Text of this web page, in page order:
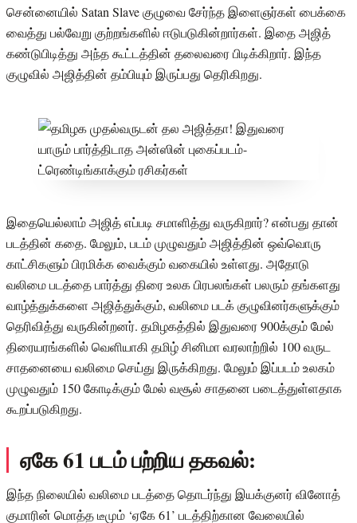
சென்னையில் Satan Slave குழுவை சேர்ந்த இளைஞர்கள் பைக்கை
வைத்து பல்வேறு குற்றங்களில் ஈடுபடுகின்றார்கள். இதை அஜித்
கண்டுபிடித்து அந்த கூட்டத்தின் தலைவரை பிடிக்கிறார். இந்த
குழுவில் அஜித்தின் தம்பியும் இருப்பது தெரிகிறது.
இதையெல்லாம் அஜித் எப்படி சமாளித்து வருகிறார்? என்பது தான்
படத்தின் கதை. மேலும், படம் முழுவதும் அஜித்தின் ஒவ்வொரு
காட்சிகளும் பிரமிக்க வைக்கும் வகையில் உள்ளது. அதோடு
வலிமை படத்தை பார்த்து திரை உலக பிரபலங்கள் பலரும் தங்களது
வாழ்த்துக்களை அஜித்துக்கும், வலிமை படக் குழுவினர்களுக்கும்
தெரிவித்து வருகின்றனர். தமிழகத்தில் இதுவரை 900க்கும் மேல்
திரையரங்களில் வெளியாகி தமிழ் சினிமா வரலாற்றில் 100 வருட
சாதனையை வலிமை செய்து இருக்கிறது. மேலும் இப்படம் உலகம்
முழுவதும் 150 கோடிக்கும் மேல் வசூல் சாதனை படைத்துள்ளதாக
கூறப்படுகிறது.
ஏகே 61 படம் பற்றிய தகவல்:
இந்த நிலையில் வலிமை படத்தை தொடர்ந்து இயக்குனர் வினோத்
குமாரின் மொத்த டீமும் ‘ஏகே 61’ படத்திற்கான வேலையில்